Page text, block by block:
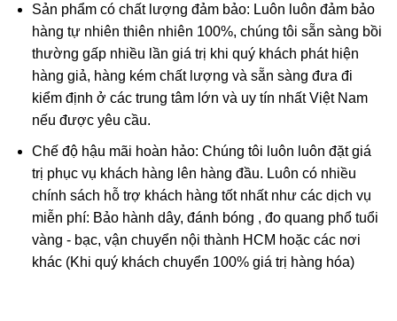
Ngày nay, Phật Di Lặc được tạo hình nhiều kiểu khác nhau
chứ không có 1 kiểu nhất định:
Phật Di Lặc nô đùa cùng bọn trẻ
Phật Di Lặc kéo túi tiền
Sản phẩm có chất lượng đảm bảo: Luôn luôn đảm bảo
hàng tự nhiên thiên nhiên 100%, chúng tôi sẵn sàng bồi
thường gấp nhiều lần giá trị khi quý khách phát hiện
hàng giả, hàng kém chất lượng và sẵn sàng đưa đi
kiểm định ở các trung tâm lớn và uy tín nhất Việt Nam
nếu được yêu cầu.
Chế độ hậu mãi hoàn hảo: Chúng tôi luôn luôn đặt giá
trị phục vụ khách hàng lên hàng đầu. Luôn có nhiều
chính sách hỗ trợ khách hàng tốt nhất như các dịch vụ
miễn phí: Bảo hành dây, đánh bóng , đo quang phổ tuổi
vàng - bạc, vận chuyển nội thành HCM hoặc các nơi
khác (Khi quý khách chuyển 100% giá trị hàng hóa)